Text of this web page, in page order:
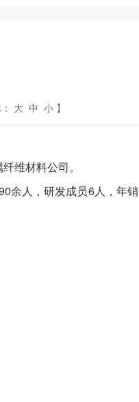
大 中 小 】
维材料公司。
余人，研发成员6人，年销